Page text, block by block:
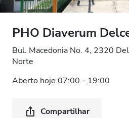
PHO Diaverum
Bul. Macedonia No. 4, 2320
Norte
Aberto hoje 07:00 - 19:00
Compartilhar